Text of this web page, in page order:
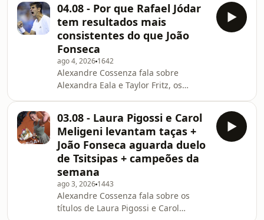
Montreal, destacando um aspecto
tático importante e analisando o
quanto podem pesar os mais de 30
dias que o carioca ficou sem disputar
partidas oficiais.O jornalista também
comenta a notícia de que Carlos
Alcaraz não estará no Masters 1000
de Cincinnati, considerand
04.08 - Por que Rafael Jódar
tem resultados mais
consistentes do que João
Fonseca
ago 4, 2026 1642
Alexandre Cossenza fala sobre
Alexandra Eala e Taylor Fritz, os
hoje, é um tenista com mais
possibilidades do que João Fonseca. O
jornalista também fala sobre o torneio
de duplas mistas do US Open e, por
último, responde às perguntas dos
apoiadores. O tema do dia são os
desfalques em Montreal e como eles
afetam o valor do torneio
03.08 - Laura Pigossi e Carol
Meligeni levantam taças +
João Fonseca aguarda duelo
de Tsitsipas + campeões da
semana
ago 3, 2026 1443
Alexandre Cossenza fala sobre os
títulos de Laura Pigossi e Carol